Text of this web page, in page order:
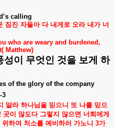
calling
짐진 자들아 다 내게로 오라 내가 너
who are weary and burdened,
Matthew)
성이 무엇인 것을 보게 하
of the glory of the company
3
말라 하나님을 믿으니 또 나를 믿으
곳이 많도다 그렇지 않으면 너희에게
위하여 처소를 예비하러 가노니 3가